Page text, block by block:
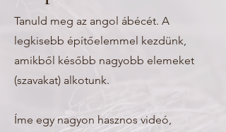
Tanuld meg az angol ábécét. A
legkisebb építőelemmel kezdünk,
amikből később nagyobb elemeket
(szavakat) alkotunk.
Íme egy nagyon hasznos videó,